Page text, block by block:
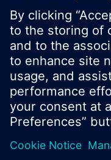
© Siemens Schweiz
Produktangebot
variieren.